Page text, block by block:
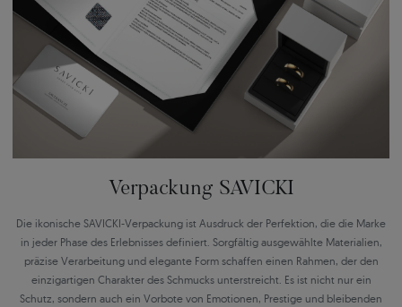
Verpackung SAVICKI
Die ikonische SAVICKI-Verpackung ist Ausdruck der Perfektion, die die Marke
in jeder Phase des Erlebnisses definiert. Sorgfältig ausgewählte Materialien,
präzise Verarbeitung und elegante Form schaffen einen Rahmen, der den
einzigartigen Charakter des Schmucks unterstreicht. Es ist nicht nur ein
Schutz, sondern auch ein Vorbote von Emotionen, Prestige und bleibenden